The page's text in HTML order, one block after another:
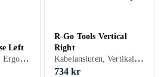
Left
Trådlös, Vertikal, Ergonomisk, Även för vänsterhänta, Ergonomisk design, 5, 500 dpi
R-Go Tools Vertical
Right
Kabelansluten, Vertikal, Ergonomisk, Även för vänsterhänta, Ergonomisk design, 4, 3400 dpi
734 kr